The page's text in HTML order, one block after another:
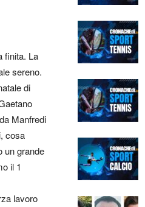
finita. La
sereno.
di
Manfredi
cosa
un grande
il 1
lavoro